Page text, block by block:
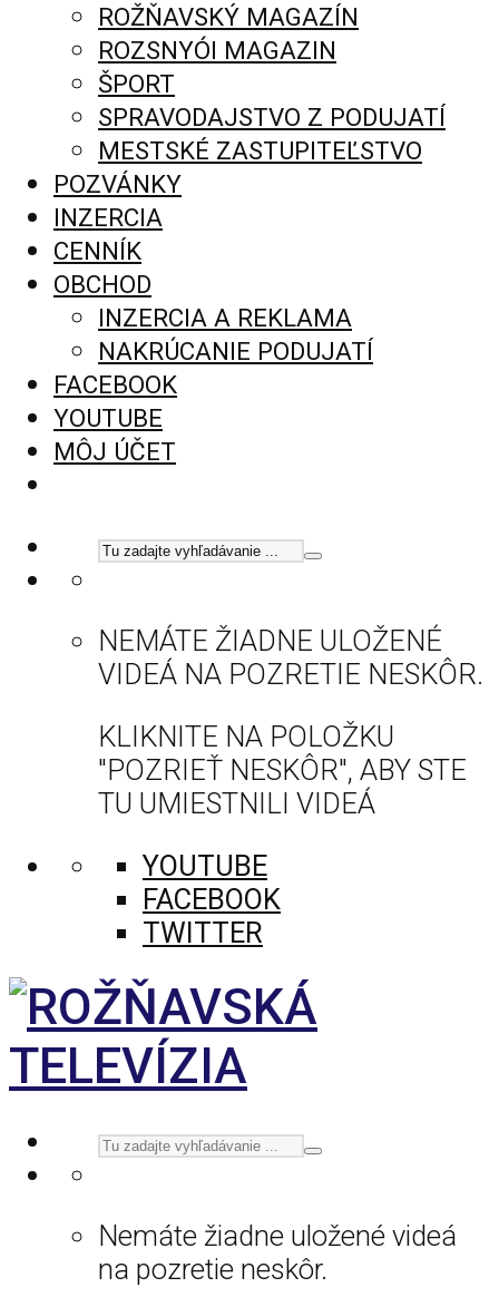
ROŽŇAVSKÝ MAGAZÍN
ROZSNYÓI MAGAZIN
ŠPORT
SPRAVODAJSTVO Z PODUJATÍ
MESTSKÉ ZASTUPITEĽSTVO
POZVÁNKY
INZERCIA
CENNÍK
OBCHOD
INZERCIA A REKLAMA
NAKRÚCANIE PODUJATÍ
FACEBOOK
YOUTUBE
MÔJ ÚČET
NEMÁTE ŽIADNE ULOŽENÉ
VIDEÁ NA POZRETIE NESKÔR.
KLIKNITE NA POLOŽKU
"POZRIEŤ NESKÔR", ABY STE
TU UMIESTNILI VIDEÁ
YOUTUBE
FACEBOOK
TWITTER
Nemáte žiadne uložené videá
na pozretie neskôr.